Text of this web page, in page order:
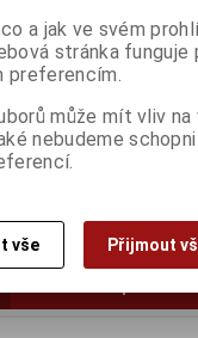
IdeaPad Duet 3
dodání (dny):2
2000x1200/T/4GB/
UHD/W11P/Modrý
Kč
(bez DPH:)
a jak ve svém
stránka funguje
preferencím.
může mít vliv na
nebudeme
vše Přijmout